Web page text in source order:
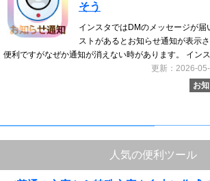
そう
インスタではDMのメッセージが
ストがあるとお知らせ通知が表示
便利ですがなぜか通知が消えない時があります。 イン
更新：2026-
お
人気の便利ツール